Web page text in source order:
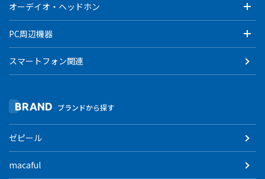
オーデイオ・ヘッドホン
PC周辺機器
スマートフォン関連
BRAND ブランドから探す
ゼピール
macaful